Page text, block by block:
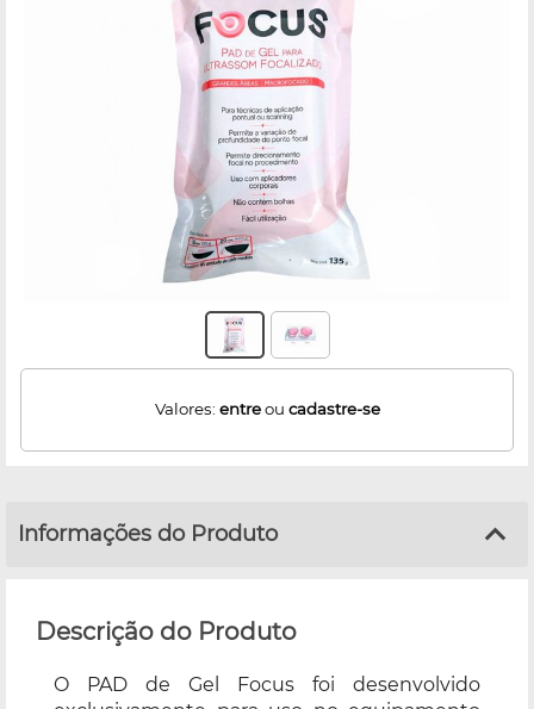
Valores: entreou cadastre-se
Informações do Produto
Descrição do Produto
O PAD de Gel Focus foi desenvolvido